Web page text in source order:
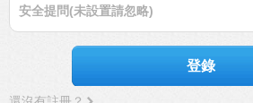
安全提問(未設置請忽略)
登錄